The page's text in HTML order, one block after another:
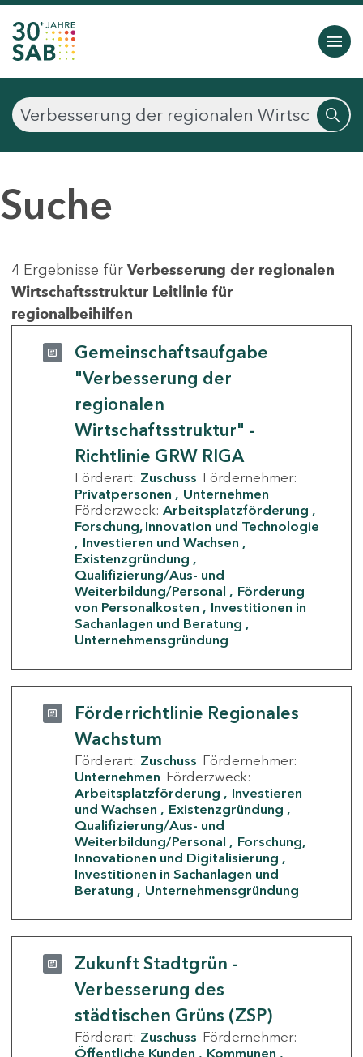
Suche
4 Ergebnisse für Verbesserung der regionalen
Wirtschaftsstruktur Leitlinie für
regionalbeihilfen
Gemeinschaftsaufgabe
"Verbesserung der
regionalen
Wirtschaftsstruktur" -
Richtlinie GRW RIGA
Förderart: Zuschuss Fördernehmer:
Privatpersonen
Unternehmen
Förderzweck: Arbeitsplatzförderung
Forschung, Innovation und Technologie
Investieren und Wachsen
Existenzgründung
Qualifizierung/Aus- und
Weiterbildung/Personal
Förderung
von Personalkosten
Investitionen in
Sachanlagen und Beratung
Unternehmensgründung
Förderrichtlinie Regionales
Wachstum
Förderart: Zuschuss Fördernehmer:
Unternehmen Förderzweck:
Arbeitsplatzförderung
Investieren
und Wachsen
Existenzgründung
Qualifizierung/Aus- und
Weiterbildung/Personal
Forschung,
Innovationen und Digitalisierung
Investitionen in Sachanlagen und
Beratung
Unternehmensgründung
Zukunft Stadtgrün -
Verbesserung des
städtischen Grüns (ZSP)
Förderart: Zuschuss Fördernehmer:
Öffentliche Kunden
Kommunen